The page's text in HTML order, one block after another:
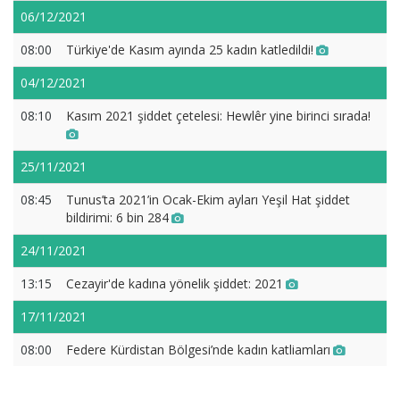
06/12/2021
08:00
Türkiye'de Kasım ayında 25 kadın katledildi!
04/12/2021
08:10
Kasım 2021 şiddet çetelesi: Hewlêr yine birinci sırada!
25/11/2021
08:45
Tunus’ta 2021’in Ocak-Ekim ayları Yeşil Hat şiddet
bildirimi: 6 bin 284
24/11/2021
13:15
Cezayir'de kadına yönelik şiddet: 2021
17/11/2021
08:00
Federe Kürdistan Bölgesi’nde kadın katliamları